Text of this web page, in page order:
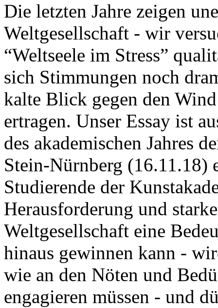
Die letzten Jahre zeigen
Weltgesellschaft - wir
“Weltseele im Stress”
sich Stimmungen noch
kalte Blick gegen den
ertragen. Unser Essay ist
des akademischen Jahres
Stein-Nürnberg (16.11.18)
Studierende der
Herausforderung und
Weltgesellschaft eine
hinaus gewinnen kann -
wie an den Nöten und
engagieren müssen - und